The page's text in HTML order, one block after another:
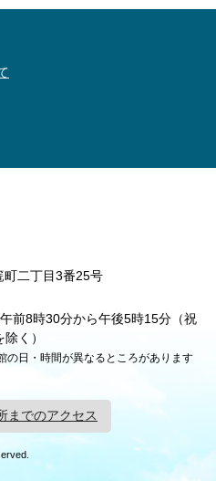
二丁目3番25号
前8時30分から午後5時15分（祝
く）
日・時間が異なるところがあります
までのアクセス